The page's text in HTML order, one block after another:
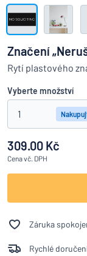
Nenacházíte, co
Zobrazit všechny
Vyžádat
nabídku
Přihlášení
Služby
zákazníkům
Jednotlivec /
Značení
Rytí plastového
Vyberte množství
1
309.00 Kč
Cenavč. DPH
Záruka
Rychlé